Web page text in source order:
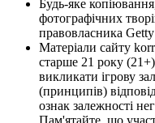
Будь-яке
фотографічних
правовласника
Матеріали сайту
старше 21 року
викликати ігрову
(принципів)
ознак залежності
Пам'ятайте, що